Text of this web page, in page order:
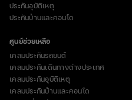
ประกันอุบัติเหตุ
ประกันบ้านและคอนโด
ศูนย์ช่วยเหลือ
เคลมประกันรถยนต์
เคลมประกันเดินทางต่างประเทศ
เคลมประกันอุบัติเหตุ
เคลมประกันบ้านและคอนโด